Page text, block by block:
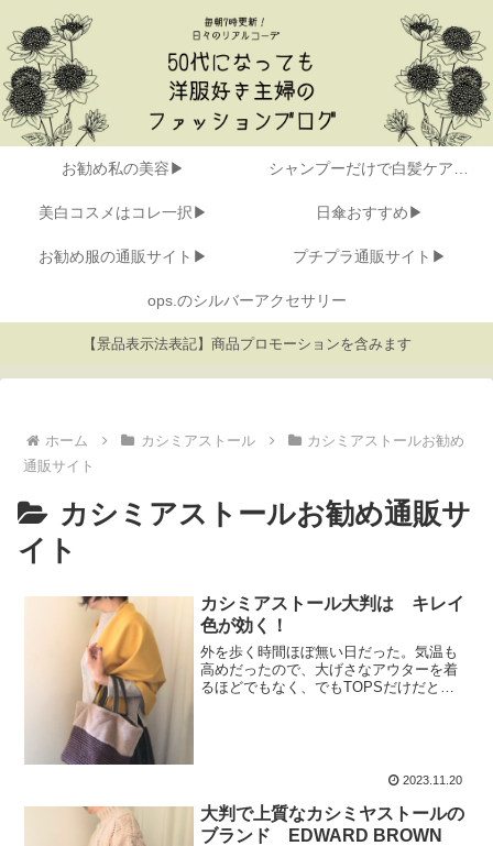
お勧め私の美容▶ シャンプーだけで白髪ケア▶
美白コスメはコレ一択▶ 日傘おすすめ▶
お勧め服の通販サイト▶ プチプラ通販サイト▶
ops.のシルバーアクセサリー
【景品表示法表記】商品プロモーションを含みます
ホーム カシミアストール
カシミアストールお勧め
通販サイト
カシミアストールお勧め通販サ
イト
カシミアストール大判は キレイ
色が効く！
外を歩く時間ほぼ無い日だった。気温も
高めだったので、大げさなアウターを着
るほどでもなく、でもTOPSだけだと寒
2023.11.20
大判で上質なカシミヤストールの
ブランド EDWARD BROWN